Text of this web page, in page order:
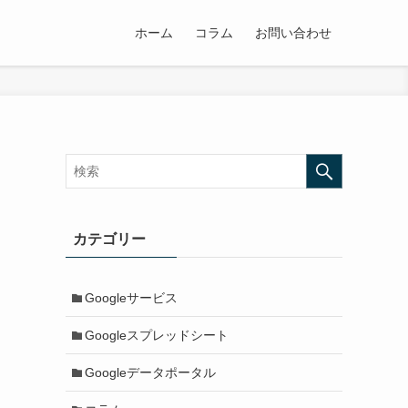
ホーム コラム お問い合わせ
カテゴリー
Googleサービス
Googleスプレッドシート
Googleデータポータル